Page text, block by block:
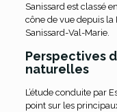
Sanissard est classé
cône de vue depuis
Sanissard-Val-Marie.
Perspectives
naturelles
L’étude conduite par
point sur les